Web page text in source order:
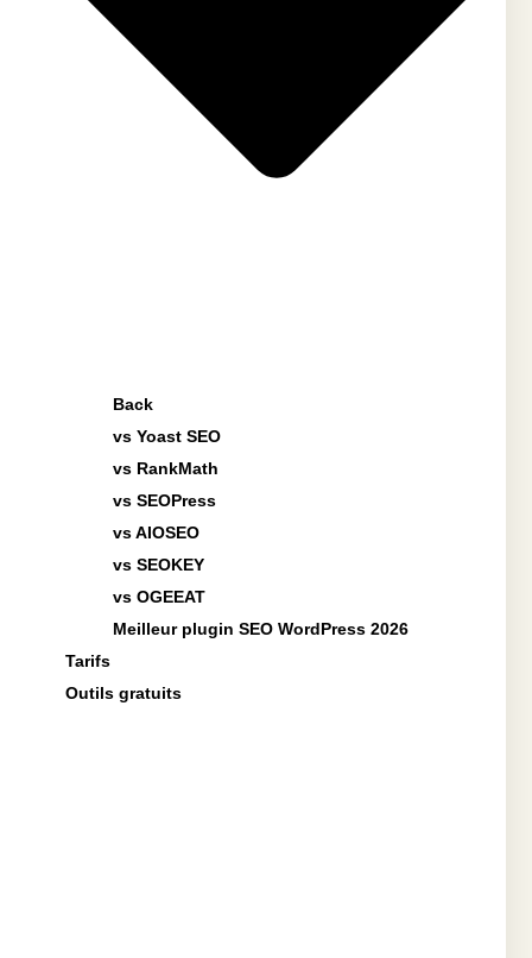
Back
vs Yoast SEO
vs RankMath
vs SEOPress
vs AIOSEO
vs SEOKEY
vs OGEEAT
Meilleur plugin SEO WordPress 2026
Tarifs
Outils gratuits